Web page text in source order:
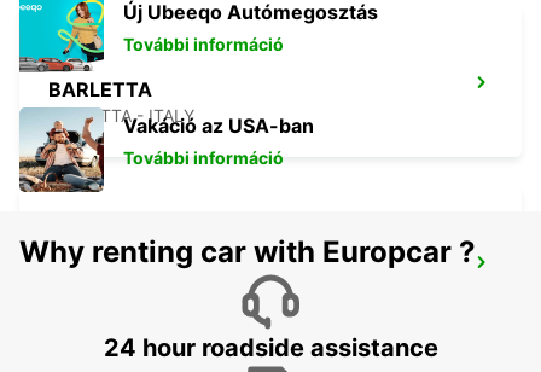
BARLETTA
BARLETTA - ITALY
RENDE
Új Ubeeqo Autómegosztás
További információ
Vakáció az USA-ban
További információ
Why renting car with Europcar ?
24 hour roadside assistance